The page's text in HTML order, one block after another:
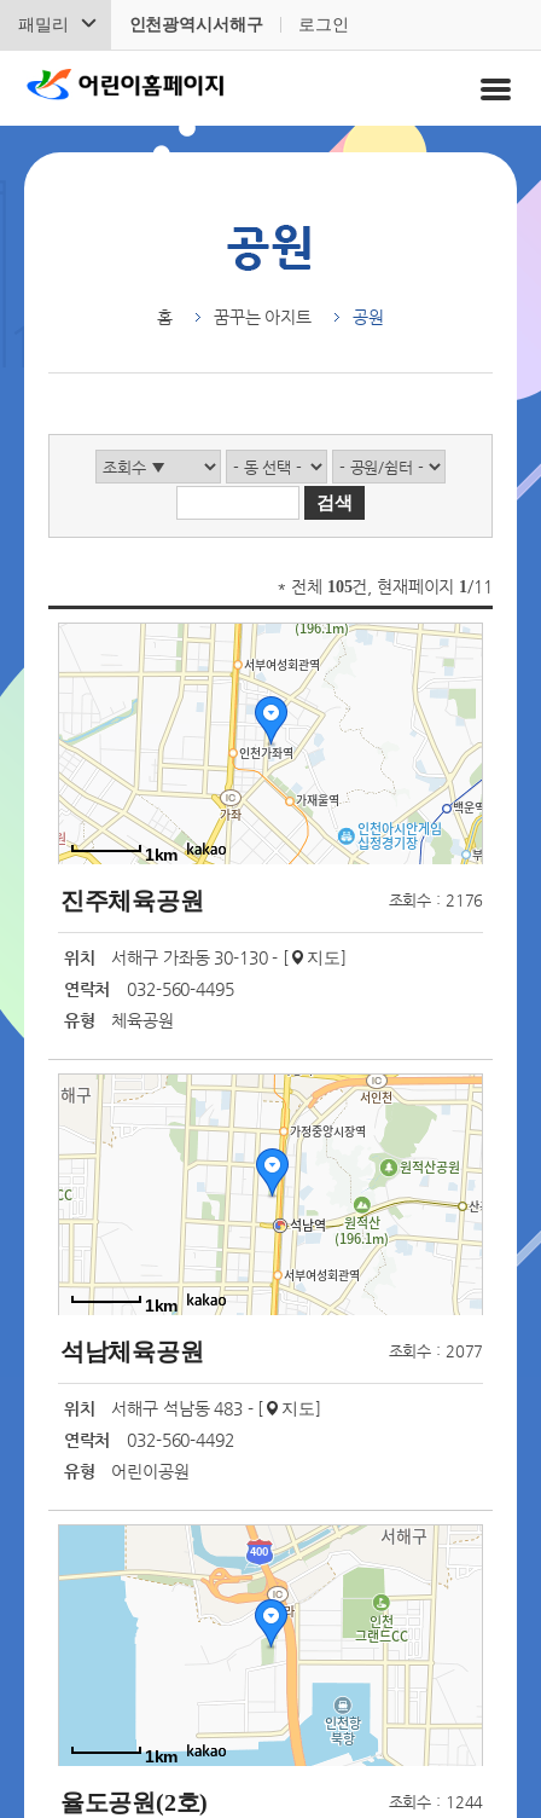
패밀리 인천광역시서해구 로그인
홈 꿈꾸는 아지트 공원
* 전체 105건, 현재페이지 1/11
1km
진주체육공원 조회수 : 2176
위치 서해구 가좌동 30-130 - [ 지도]
연락처
032-560-4495
유형
체육공원
1km
석남체육공원 조회수 : 2077
위치 서해구 석남동 483 - [ 지도]
연락처
032-560-4492
유형
어린이공원
1km
율도공원(2호) 조회수 : 1244